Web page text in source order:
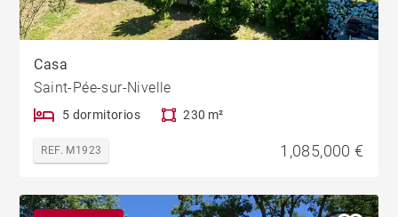
Casa
Saint-Pée-sur-Nivelle
5 dormitorios 230 m²
REF. M1923 1,085,000 €